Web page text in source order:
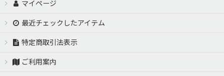
マイページ
最近チェックしたアイテム
特定商取引法表示
ご利用案内